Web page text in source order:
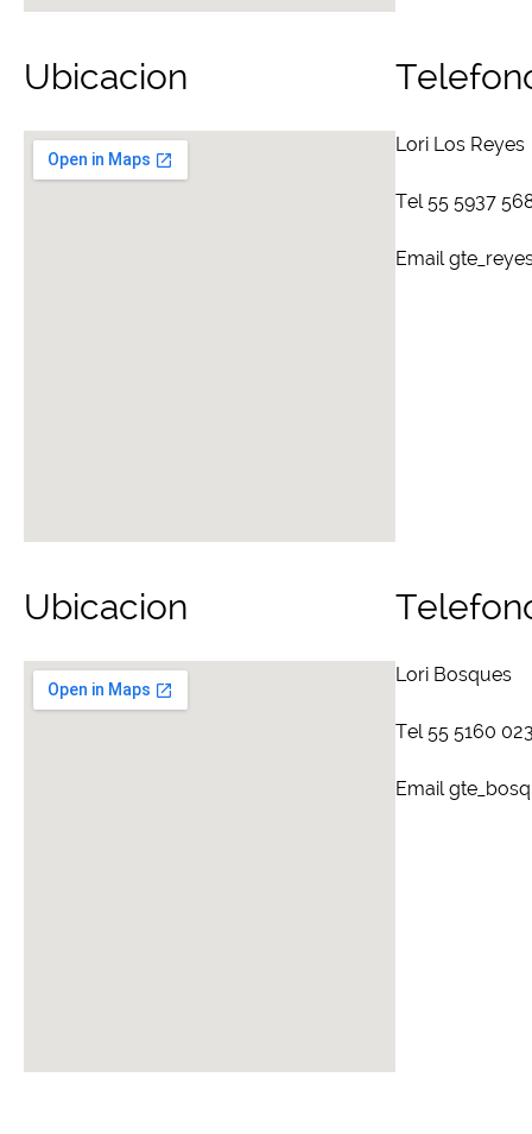
Ubicacion
Lori Los Reyes
Tel 55 5937
Email
Ubicacion
Lori Bosques
Tel 55 5160
Email